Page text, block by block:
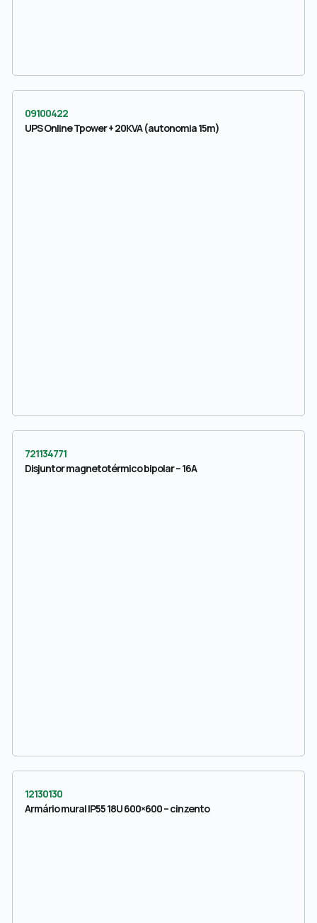
09100422
UPS Online Tpower + 20KVA (autonomia 15m)
721134771
Disjuntor magnetotérmico bipolar – 16A
12130130
Armário mural IP55 18U 600×600 – cinzento